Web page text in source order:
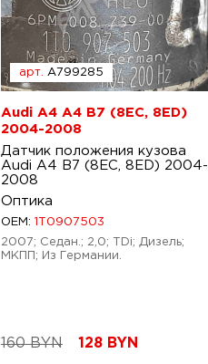
арт. A799285
Audi A4 A4 B7 (8EC, 8ED)
2004-2008
Датчик положения кузова
Audi A4 B7 (8EC, 8ED) 2004-
2008
Оптика
OEM: 1T0907503
2007; Седан.; 2,0; TDi; Дизель;
МКПП; Из Германии.
160 BYN 128 BYN